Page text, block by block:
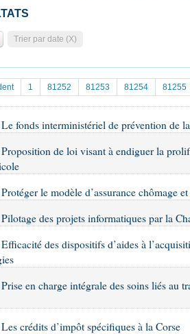
des lois
des lois
clés
de l'Assemblée ... )
droit
Trier par date (X)
1 81252 81253 81254 81255
fonds interministériel de prévention de
de loi visant à endiguer la
le modèle d’assurance chômage
des projets informatiques par la
des dispositifs d’aides à
en charge intégrale des soins liés au
crédits d’impôt spécifiques à la Corse